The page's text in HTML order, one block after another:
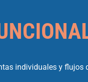
individuales y